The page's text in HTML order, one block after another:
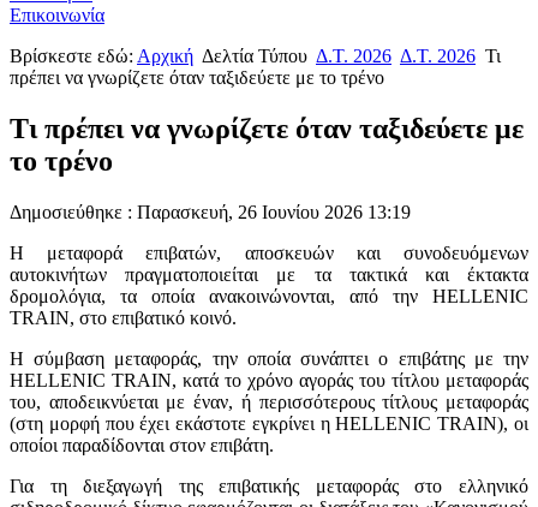
Επικοινωνία
Βρίσκεστε εδώ: Αρχική Δελτία Τύπου Δ.Τ. 2026 Δ.Τ. 2026 Τι
πρέπει να γνωρίζετε όταν ταξιδεύετε με το τρένο
Τι πρέπει να γνωρίζετε όταν ταξιδεύετε με
το τρένο
Δημοσιεύθηκε : Παρασκευή, 26 Ιουνίου 2026 13:19
Η μεταφορά επιβατών, αποσκευών και συνοδευόμενων
αυτοκινήτων πραγματοποιείται με τα τακτικά και έκτακτα
δρομολόγια, τα οποία ανακοινώνονται, από την HELLENIC
TRAIN, στο επιβατικό κοινό.
Η σύμβαση μεταφοράς, την οποία συνάπτει ο επιβάτης με την
HELLENIC TRAIN, κατά το χρόνο αγοράς του τίτλου μεταφοράς
του, αποδεικνύεται με έναν, ή περισσότερους τίτλους μεταφοράς
(στη μορφή που έχει εκάστοτε εγκρίνει η HELLENIC TRAIN), οι
οποίοι παραδίδονται στον επιβάτη.
Για τη διεξαγωγή της επιβατικής μεταφοράς στο ελληνικό